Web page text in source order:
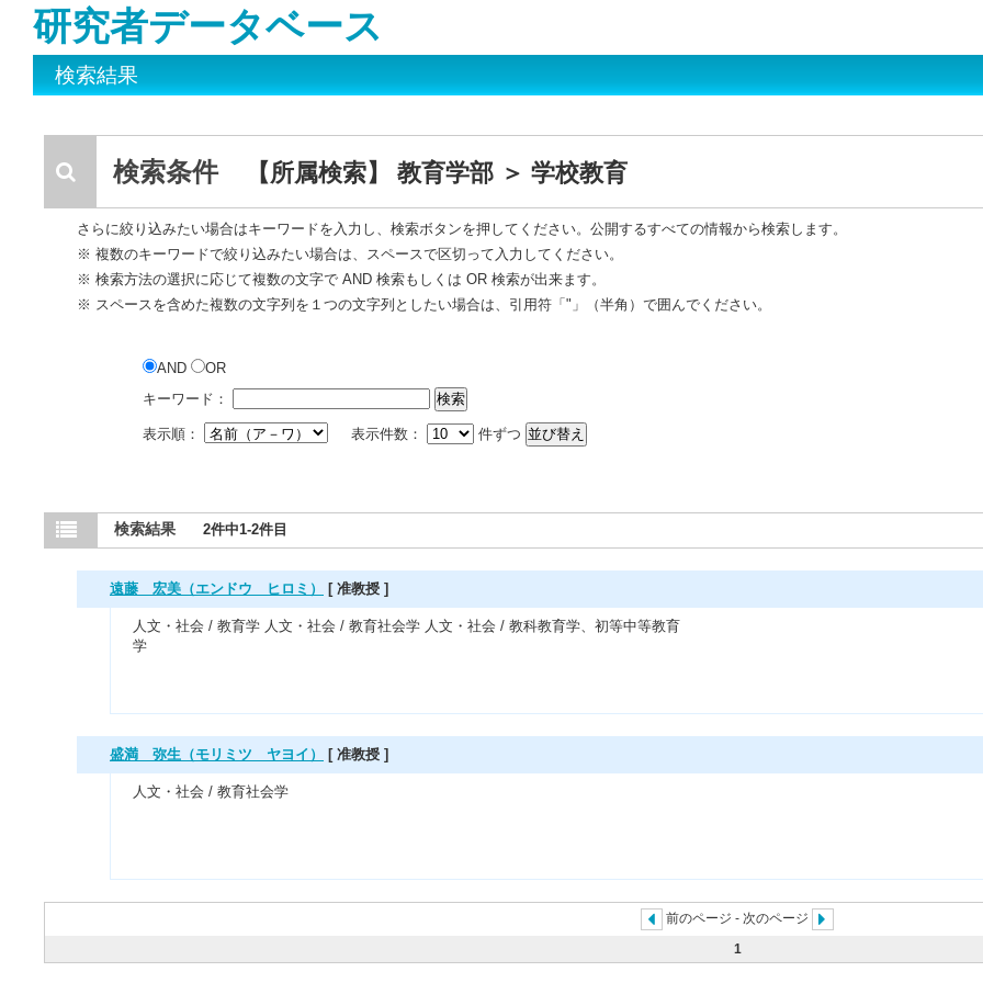
研究者データベース
検索結果
検索条件 【所属検索】 教育学部 ＞ 学校教育
さらに絞り込みたい場合はキーワードを入力し、検索ボタンを押してください。公開するすべての情報から検索します。
※ 複数のキーワードで絞り込みたい場合は、スペースで区切って入力してください。
※ 検索方法の選択に応じて複数の文字で AND 検索もしくは OR 検索が出来ます。
※ スペースを含めた複数の文字列を１つの文字列としたい場合は、引用符「"」（半角）で囲んでください。
AND
OR
キーワード：
表示順： 表示件数： 件ずつ
検索結果 2件中1-2件目
遠藤 宏美（エンドウ ヒロミ） [ 准教授 ]
人文・社会 / 教育学 人文・社会 / 教育社会学 人文・社会 / 教科教育学、初等中等教育
学
盛満 弥生（モリミツ ヤヨイ） [ 准教授 ]
人文・社会 / 教育社会学
前のページ - 次のページ
1